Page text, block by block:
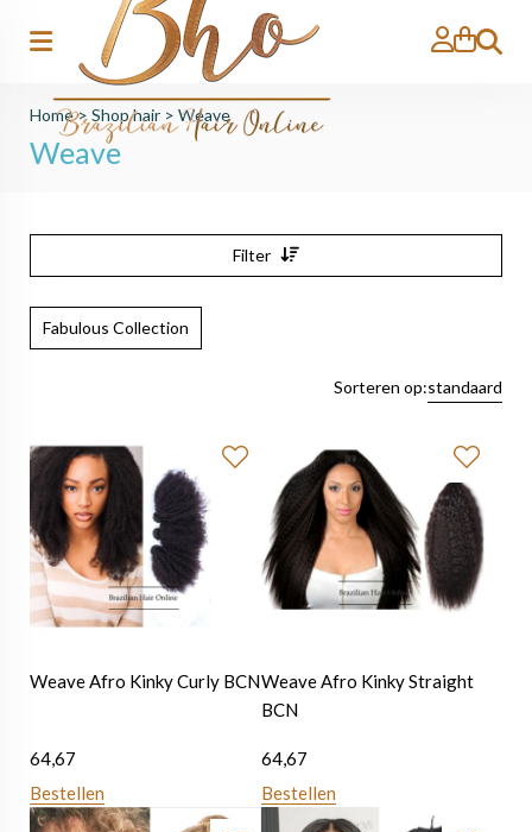
Zoeken
Home>Shop hair > Weave
Weave
Filter
Fabulous Collection
Sorteren op:standaard
Weave Afro Kinky Curly BCN
64,67
Bestellen
Weave Afro Kinky Straight
BCN
64,67
Bestellen